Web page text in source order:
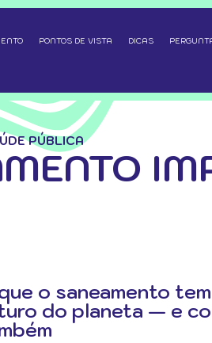
PONTOS DE VISTA DICAS
PÚBLICA
o saneamento
do planeta — e